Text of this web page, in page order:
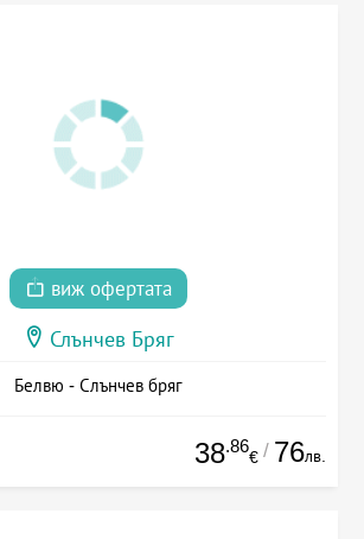
виж офертата
Слънчев Бряг
Белвю - Слънчев бряг
38.86
€ / 76лв.